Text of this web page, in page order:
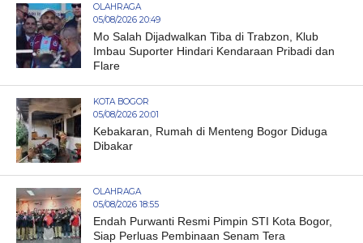
OLAHRAGA
05/08/2026 20:49
Mo Salah Dijadwalkan Tiba di Trabzon, Klub
Imbau Suporter Hindari Kendaraan Pribadi dan
Flare
KOTA BOGOR
05/08/2026 20:01
Kebakaran, Rumah di Menteng Bogor Diduga
Dibakar
OLAHRAGA
05/08/2026 18:55
Endah Purwanti Resmi Pimpin STI Kota Bogor,
Siap Perluas Pembinaan Senam Tera